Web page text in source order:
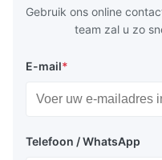
Gebruik ons online
team zal u zo
E-mail*
Telefoon / WhatsApp